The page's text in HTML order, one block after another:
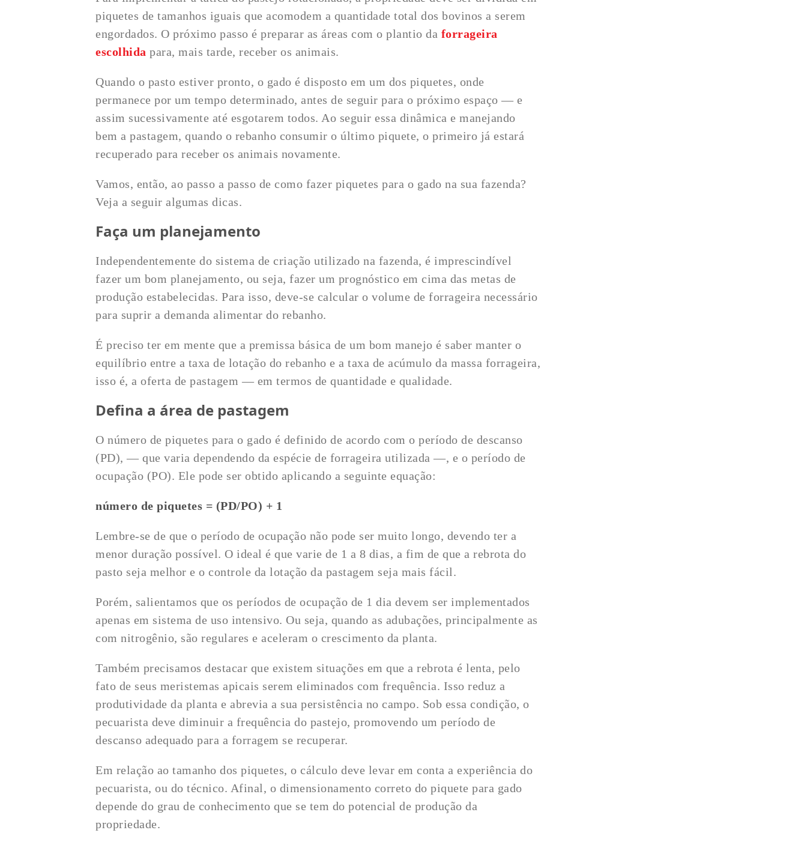
piquetes de tamanhos iguais que acomodem a quantidade total dos bovinos a serem
engordados. O próximo passo é preparar as áreas com o plantio da forrageira
escolhida para, mais tarde, receber os animais.
Quando o pasto estiver pronto, o gado é disposto em um dos piquetes, onde
permanece por um tempo determinado, antes de seguir para o próximo espaço — e
assim sucessivamente até esgotarem todos. Ao seguir essa dinâmica e manejando
bem a pastagem, quando o rebanho consumir o último piquete, o primeiro já estará
recuperado para receber os animais novamente.
Vamos, então, ao passo a passo de como fazer piquetes para o gado na sua fazenda?
Veja a seguir algumas dicas.
Faça um planejamento
Independentemente do sistema de criação utilizado na fazenda, é imprescindível
fazer um bom planejamento, ou seja, fazer um prognóstico em cima das metas de
produção estabelecidas. Para isso, deve-se calcular o volume de forrageira necessário
para suprir a demanda alimentar do rebanho.
É preciso ter em mente que a premissa básica de um bom manejo é saber manter o
equilíbrio entre a taxa de lotação do rebanho e a taxa de acúmulo da massa forrageira,
isso é, a oferta de pastagem — em termos de quantidade e qualidade.
Defina a área de pastagem
O número de piquetes para o gado é definido de acordo com o período de descanso
(PD), — que varia dependendo da espécie de forrageira utilizada —, e o período de
ocupação (PO). Ele pode ser obtido aplicando a seguinte equação:
número de piquetes = (PD/PO) + 1
Lembre-se de que o período de ocupação não pode ser muito longo, devendo ter a
menor duração possível. O ideal é que varie de 1 a 8 dias, a fim de que a rebrota do
pasto seja melhor e o controle da lotação da pastagem seja mais fácil.
Porém, salientamos que os períodos de ocupação de 1 dia devem ser implementados
apenas em sistema de uso intensivo. Ou seja, quando as adubações, principalmente as
com nitrogênio, são regulares e aceleram o crescimento da planta.
Também precisamos destacar que existem situações em que a rebrota é lenta, pelo
fato de seus meristemas apicais serem eliminados com frequência. Isso reduz a
produtividade da planta e abrevia a sua persistência no campo. Sob essa condição, o
pecuarista deve diminuir a frequência do pastejo, promovendo um período de
descanso adequado para a forragem se recuperar.
Em relação ao tamanho dos piquetes, o cálculo deve levar em conta a experiência do
pecuarista, ou do técnico. Afinal, o dimensionamento correto do piquete para gado
depende do grau de conhecimento que se tem do potencial de produção da
propriedade.